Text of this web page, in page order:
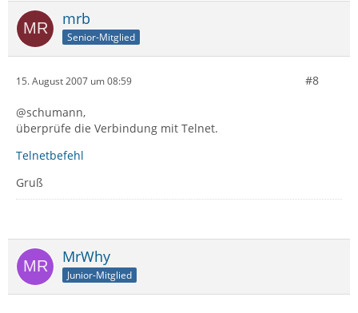
mrb
Senior-Mitglied
15. August 2007 um 08:59 #8
@schumann,
überprüfe die Verbindung mit Telnet.
Telnetbefehl
Gruß
MrWhy
Junior-Mitglied